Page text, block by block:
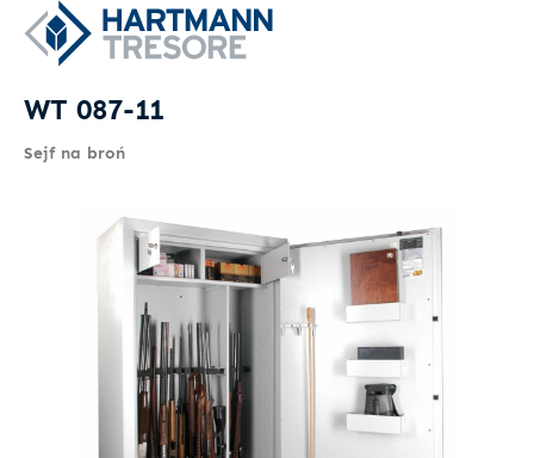
WT 087-11
Sejf na broń